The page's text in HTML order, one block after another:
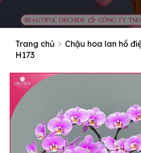
Trang chủ
Chậu hoa lan hồ
H173